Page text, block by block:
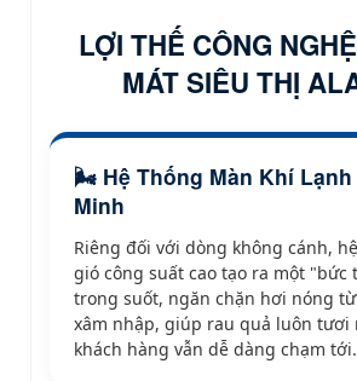
LỢI THẾ CÔNG
MÁT SIÊU THỊ
🌬️ Hệ Thống Màn Khí Lạnh
Minh
Riêng đối với dòng không cánh,
gió công suất cao tạo ra một "bức
trong suốt, ngăn chặn hơi nóng
xâm nhập, giúp rau quả luôn tươi
khách hàng vẫn dễ dàng chạm tới.